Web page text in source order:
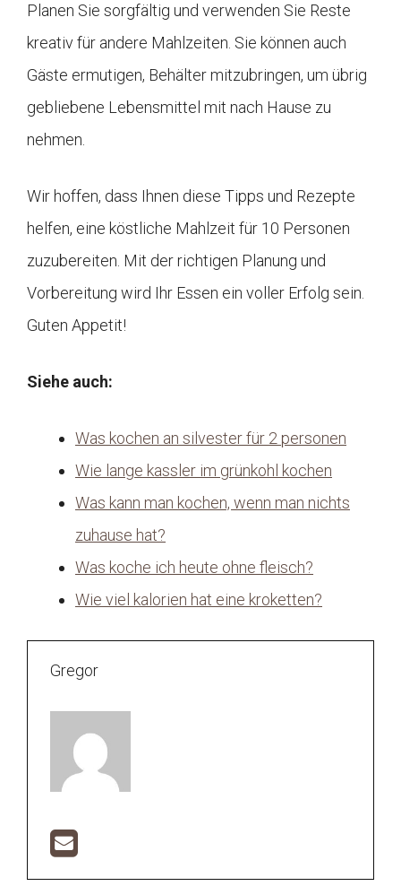
Planen Sie sorgfältig und verwenden Sie Reste
kreativ für andere Mahlzeiten. Sie können auch
Gäste ermutigen, Behälter mitzubringen, um übrig
gebliebene Lebensmittel mit nach Hause zu
nehmen.
Wir hoffen, dass Ihnen diese Tipps und Rezepte
helfen, eine köstliche Mahlzeit für 10 Personen
zuzubereiten. Mit der richtigen Planung und
Vorbereitung wird Ihr Essen ein voller Erfolg sein.
Guten Appetit!
Siehe auch:
Was kochen an silvester für 2 personen
Wie lange kassler im grünkohl kochen
Was kann man kochen, wenn man nichts
zuhause hat?
Was koche ich heute ohne fleisch?
Wie viel kalorien hat eine kroketten?
Gregor